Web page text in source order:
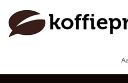
Partners en zustersites